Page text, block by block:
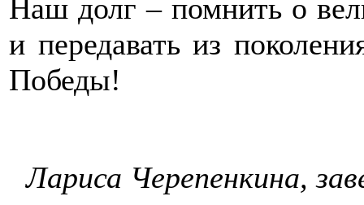
Наш долг – помнить о
и передавать из
Победы!
Лариса Черепенкина,